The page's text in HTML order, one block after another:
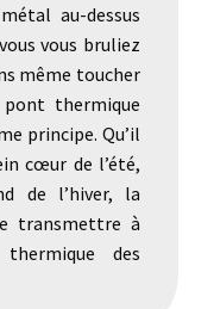
au-dessus
vous bruliez
même toucher
thermique
principe. Qu’il
cœur de l’été,
de l’hiver, la
transmettre à
des